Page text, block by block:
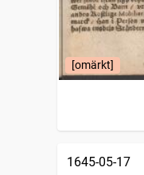
[omärkt]
1645-05-17